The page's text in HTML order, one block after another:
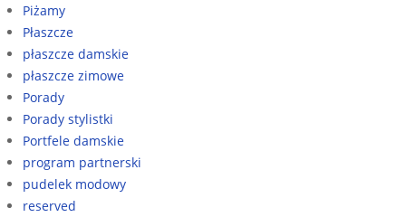
Piżamy
Płaszcze
płaszcze damskie
płaszcze zimowe
Porady
Porady stylistki
Portfele damskie
program partnerski
pudelek modowy
reserved